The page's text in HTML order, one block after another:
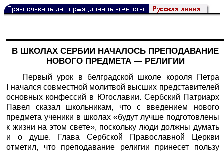
В ШКОЛАХ СЕРБИИ НАЧАЛОСЬ ПРЕПОДАВАНИЕ
НОВОГО ПРЕДМЕТА — РЕЛИГИИ
Первый урок в белградской школе короля Петра
I начался совместной молитвой высших представителей
основных конфессий в Югославии. Сербский Патриарх
Павел сказал школьникам, что с введением нового
предмета ученики в школах «будут лучше подготовлены
к жизни на этом свете», поскольку люди должны думать
и о душе. Глава Сербской Православной Церкви
отметил, что преподавание религии принесет пользу